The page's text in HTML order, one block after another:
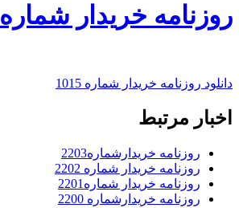
روزنامه خریدار شماره 1015
دانلود روزنامه خریدار شماره 1015
اخبار مرتبط
روزنامه خریدارشماره2203
روزنامه خریدار شماره 2202
روزنامه خریدار شماره2201
روزنامه خریدارشماره 2200